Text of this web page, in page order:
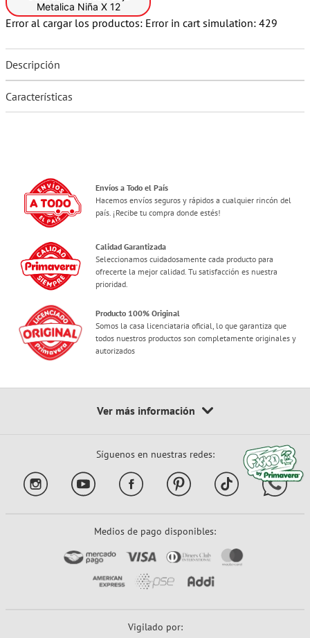
Metalica Niña X 12
Error al cargar los productos: Error in cart simulation: 429
Descripción
Características
Envíos a Todo el País
Hacemos envíos seguros y rápidos a cualquier rincón del
país. ¡Recibe tu compra donde estés!
Calidad Garantizada
Seleccionamos cuidadosamente cada producto para
ofrecerte la mejor calidad. Tu satisfacción es nuestra
prioridad.
Producto 100% Original
Somos la casa licenciataria oficial, lo que garantiza que
todos nuestros productos son completamente originales y
autorizados
Síguenos en nuestras redes:
Medios de pago disponibles:
Vigilado por: